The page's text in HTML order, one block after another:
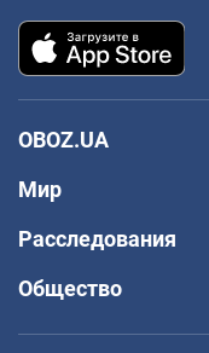
OBOZ.UA
Мир
Расследования
Общество